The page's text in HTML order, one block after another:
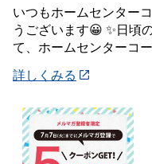
いつもホームセンター
うございます😀 ✨日頃のお客様への感謝の気持ちを込め
て、ホームセンターコ
詳しくみる